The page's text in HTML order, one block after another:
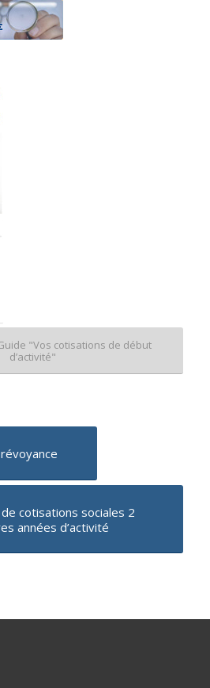
"Vos cotisations de début
d’activité"
cotisations sociales 2
années d’activité